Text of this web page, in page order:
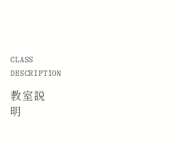
CLASS
DESCRIPTION
教室説
明